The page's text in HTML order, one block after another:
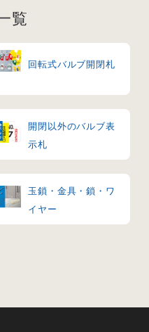
覧
回転式バルブ開閉札
開閉以外のバルブ表
示札
玉鎖・金具・鎖・ワ
イヤー